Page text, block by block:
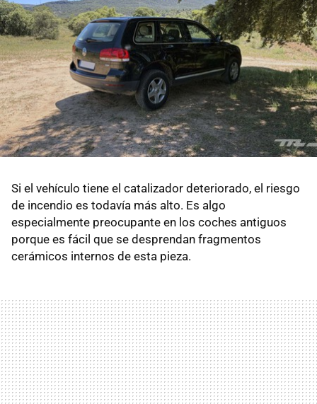
Si el vehículo tiene el catalizador deteriorado, el riesgo
de incendio es todavía más alto. Es algo
especialmente preocupante en los coches antiguos
porque es fácil que se desprendan fragmentos
cerámicos internos de esta pieza.